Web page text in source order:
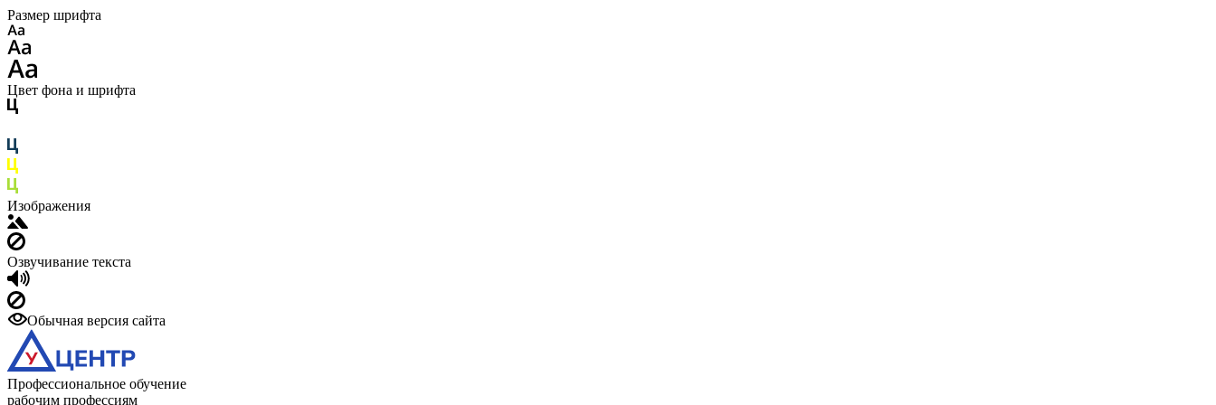
Размер шрифта
Цвет фона и шрифта
Изображения
Озвучивание текста
Обычная версия сайта
Профессиональное обучение
рабочим профессиям